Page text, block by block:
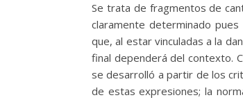
Se trata de fragmentos de
claramente determinado
que, al estar vinculadas a la
final dependerá del contexto.
se desarrolló a partir de los
de estas expresiones; la